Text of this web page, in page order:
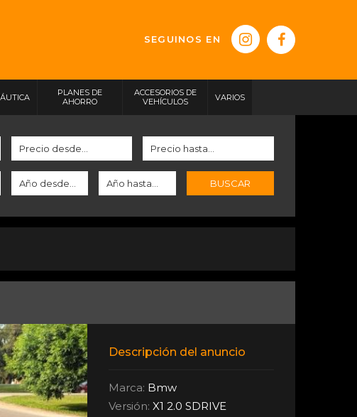
SEGUINOS EN
PLANES DE
AHORRO
ACCESORIOS DE
VEHÍCULOS
VARIOS
BUSCAR
Descripción del anuncio
Marca: Bmw
Versión: X1 2.0 SDRIVE